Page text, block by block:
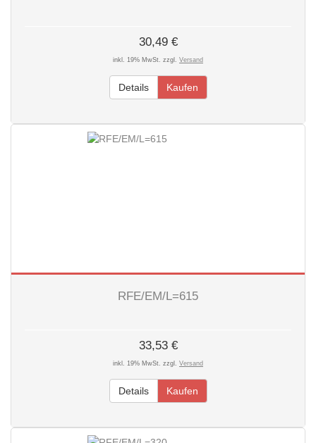
30,49 €
inkl. 19% MwSt. zzgl. Versand
Details Kaufen
RFE/EM/L=615
33,53 €
inkl. 19% MwSt. zzgl. Versand
Details Kaufen